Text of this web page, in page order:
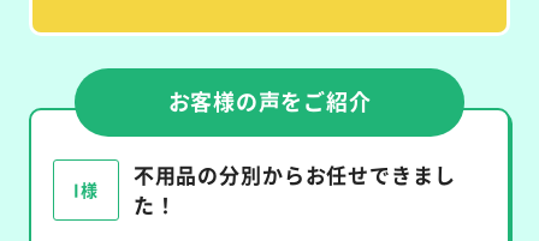
お客様の声をご紹介
I様
不用品の分別からお任せできまし
た！